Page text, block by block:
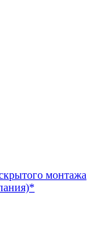
монтажа